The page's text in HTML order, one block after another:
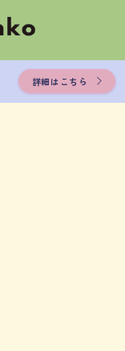
詳細はこちら